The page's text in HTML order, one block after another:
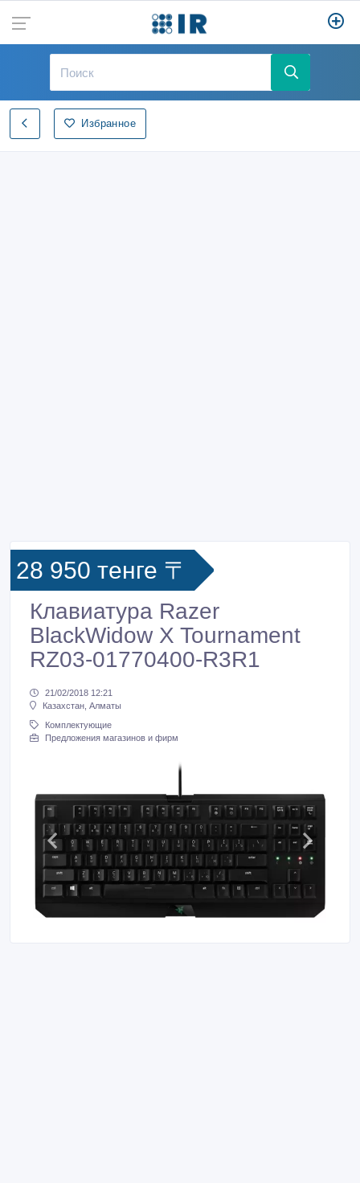
Избранное
28 950 тенге 〒
Клавиатура Razer
BlackWidow X Tournament
RZ03-01770400-R3R1
21/02/2018 12:21
Казахстан, Алматы
Комплектующие
Предложения магазинов и фирм